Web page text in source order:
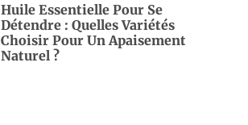
Huile Essentielle Pour Se
Détendre : Quelles Variétés
Choisir Pour Un Apaisement
Naturel ?